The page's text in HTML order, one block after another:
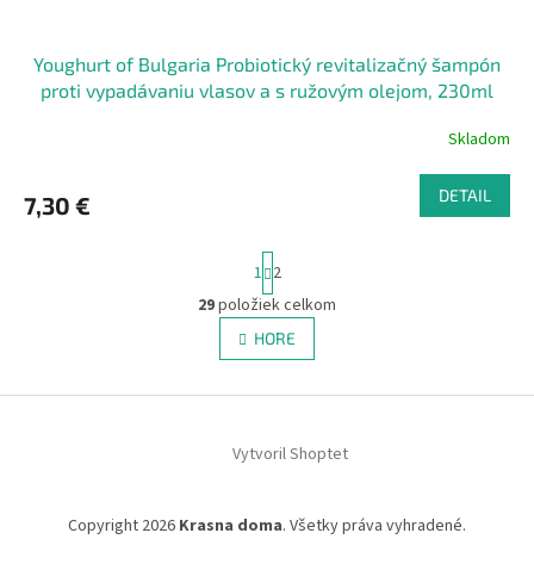
Youghurt of Bulgaria Probiotický revitalizačný šampón
proti vypadávaniu vlasov a s ružovým olejom, 230ml
Skladom
7,30 € DETAIL
O
v
l
c
p
t
r
á
n
k
v
i
1 2
29položiek celkom
HORE
Vytvoril Shoptet
Copyright 2026 Krasna doma. Všetky práva vyhradené.